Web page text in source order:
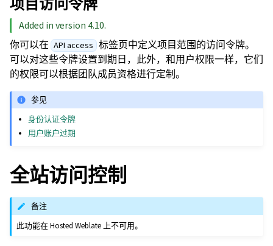
项目访问令牌
Added in version 4.10.
你可以在 API access 标签页中定义项目范围的访问令牌。
可以对这些令牌设置到期日，此外，和用户权限一样，它们
的权限可以根据团队成员资格进行定制。
参见
身份认证令牌
用户账户过期
全站访问控制
备注
此功能在 Hosted Weblate 上不可用。